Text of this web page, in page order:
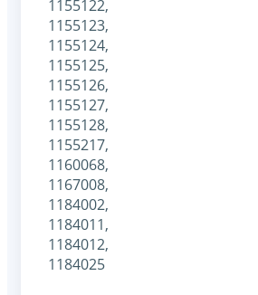
1155122,
1155123,
1155124,
1155125,
1155126,
1155127,
1155128,
1155217,
1160068,
1167008,
1184002,
1184011,
1184012,
1184025